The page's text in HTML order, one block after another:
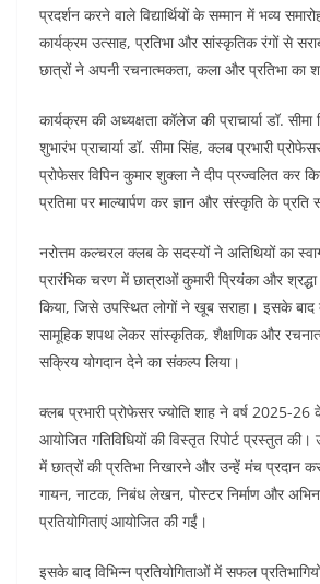
प्रदर्शन करने वाले विद्यार्थियों के सम्मान में भव्य
कार्यक्रम उत्साह, प्रतिभा और सांस्कृतिक रंगों से
छात्रों ने अपनी रचनात्मकता, कला और प्रतिभा का
कार्यक्रम की अध्यक्षता कॉलेज की प्राचार्या डॉ.
शुभारंभ प्राचार्या डॉ. सीमा सिंह, क्लब प्रभारी
प्रोफेसर विपिन कुमार शुक्ला ने दीप प्रज्वलित कर
प्रतिमा पर माल्यार्पण कर ज्ञान और संस्कृति के प्रति
नरोत्तम कल्चरल क्लब के सदस्यों ने अतिथियों का
प्रारंभिक चरण में छात्राओं कुमारी प्रियंका और
किया, जिसे उपस्थित लोगों ने खूब सराहा। इसके
सामूहिक शपथ लेकर सांस्कृतिक, शैक्षणिक और
सक्रिय योगदान देने का संकल्प लिया।
क्लब प्रभारी प्रोफेसर ज्योति शाह ने वर्ष 2025-26 के
आयोजित गतिविधियों की विस्तृत रिपोर्ट प्रस्तुत
में छात्रों की प्रतिभा निखारने और उन्हें मंच प्रदान
गायन, नाटक, निबंध लेखन, पोस्टर निर्माण और
प्रतियोगिताएं आयोजित की गईं।
इसके बाद विभिन्न प्रतियोगिताओं में सफल